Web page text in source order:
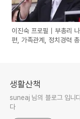
이진숙 프로필｜부총리
편, 가족관계, 정치경력 총
생활산책
suneaj 님의 블로그 입니
다